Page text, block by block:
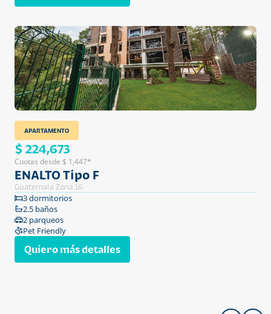
APARTAMENTO
$ 224,673
Cuotas desde $ 1,447*
ENALTO Tipo F
Guatemala Zona 16
3 dormitorios
2.5 baños
2 parqueos
Pet Friendly
Quiero más detalles